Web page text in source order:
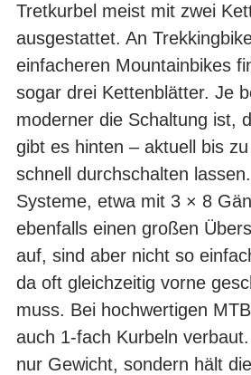
Tretkurbel meist mit zwei
ausgestattet. An
einfacheren Mountainbikes
sogar drei Kettenblätter. Je
moderner die Schaltung ist,
gibt es hinten – aktuell bis
schnell durchschalten
Systeme, etwa mit 3 × 8
ebenfalls einen großen
auf, sind aber nicht so
da oft gleichzeitig vorne
muss. Bei hochwertigen
auch 1-fach Kurbeln
nur Gewicht, sondern hält